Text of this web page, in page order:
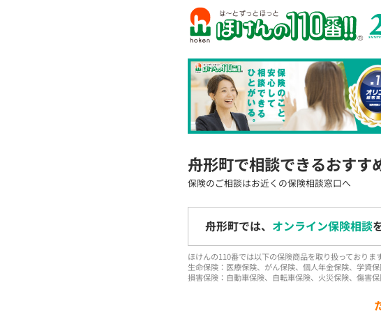
舟形町で相談できるおすす
保険のご相談はお近くの保険相談窓口へ
舟形町では、 オンライン保険相談
ほけんの110番では以下の保険商品を取り扱っておりま
生命保険：医療保険、がん保険、個人年金保険、学資
損害保険：自動車保険、自転車保険、火災保険、傷害